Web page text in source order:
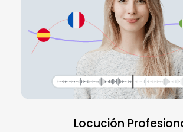
Locución